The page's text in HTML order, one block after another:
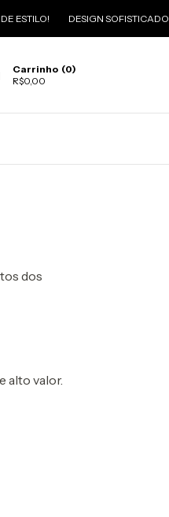
ESTILO! DESIGN SOFISTICADO
Carrinho (0)
R$0,00
dos
alto valor.